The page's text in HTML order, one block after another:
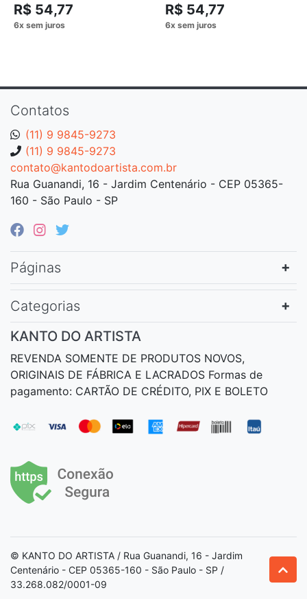
R$ 54,77 R$ 54,77
Contatos
(11) 9 9845-9273
(11) 9 9845-9273
contato@kantodoartista.com.br
Rua Guanandi, 16 - Jardim Centenário - CEP 05365-
160 - São Paulo - SP
Páginas
Categorias
KANTO DO ARTISTA
REVENDA SOMENTE DE PRODUTOS NOVOS,
ORIGINAIS DE FÁBRICA E LACRADOS Formas de
pagamento: CARTÃO DE CRÉDITO, PIX E BOLETO
© KANTO DO ARTISTA / Rua Guanandi, 16 - Jardim
Centenário - CEP 05365-160 - São Paulo - SP /
33.268.082/0001-09